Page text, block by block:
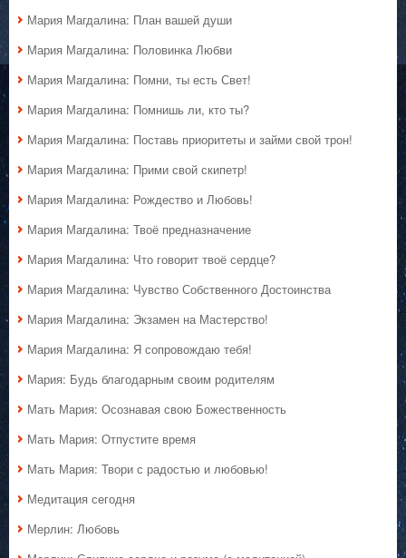
Мария Магдалина: План вашей души
Мария Магдалина: Половинка Любви
Мария Магдалина: Помни, ты есть Свет!
Мария Магдалина: Помнишь ли, кто ты?
Мария Магдалина: Поставь приоритеты и займи свой трон!
Мария Магдалина: Прими свой скипетр!
Мария Магдалина: Рождество и Любовь!
Мария Магдалина: Твоё предназначение
Мария Магдалина: Что говорит твоё сердце?
Мария Магдалина: Чувство Собственного Достоинства
Мария Магдалина: Экзамен на Мастерство!
Мария Магдалина: Я сопровождаю тебя!
Мария: Будь благодарным своим родителям
Мать Мария: Осознавая свою Божественность
Мать Мария: Отпустите время
Мать Мария: Твори с радостью и любовью!
Медитация сегодня
Мерлин: Любовь